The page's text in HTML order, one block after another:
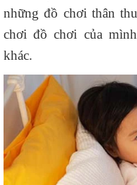
những đồ chơi thân
chơi đồ chơi của
khác.